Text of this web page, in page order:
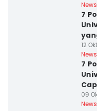
News
7
12
News
7
09
News